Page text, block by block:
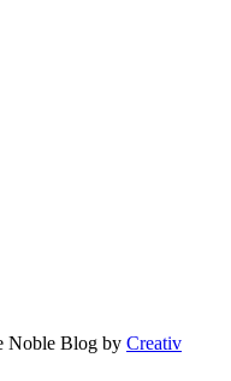
Noble Blog by Creativ